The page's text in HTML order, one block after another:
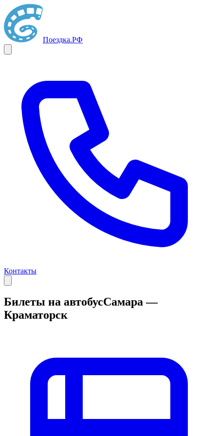
Поездка.РФ
Контакты
Билеты на автобусСамара —
Краматорск